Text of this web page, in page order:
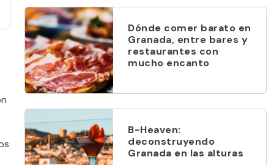
Dónde comer barato en
Granada, entre bares y
restaurantes con
mucho encanto
B-Heaven:
deconstruyendo
Granada en las alturas